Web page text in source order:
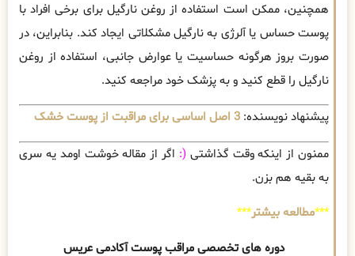
همچنین، ممکن است استفاده از روغن نارگیل برای برخی افراد با
پوست حساس یا آلرژی به نارگیل مشکلاتی ایجاد کند. بنابراین، در
صورت بروز هرگونه حساسیت یا عوارض جانبی، استفاده از روغن
نارگیل را قطع کنید و به پزشک خود مراجعه کنید.
پیشنهاد نویسنده: 3 اصل اساسی برای مراقبت از پوست خشک
ممنون از اینکه وقت گذاشتی(: اگر از مقاله خوشت اومد یه سری
به بقیه هم بزن.
***مطالعه بیشتر***
دوره های تخصصی مراقب پوست آکادمی عریس